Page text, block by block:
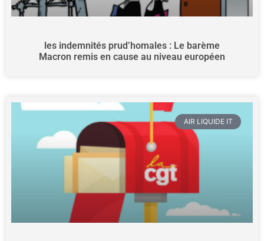
les indemnités prud’homales : Le barème
Macron remis en cause au niveau européen
AIR LIQUIDE IT